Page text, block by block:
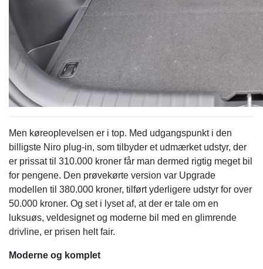
Men køreoplevelsen er i top. Med udgangspunkt i den
billigste Niro plug-in, som tilbyder et udmærket udstyr, der
er prissat til 310.000 kroner får man dermed rigtig meget bil
for pengene. Den prøvekørte version var Upgrade
modellen til 380.000 kroner, tilført yderligere udstyr for over
50.000 kroner. Og set i lyset af, at der er tale om en
luksuøs, veldesignet og moderne bil med en glimrende
drivline, er prisen helt fair.
Moderne og komplet